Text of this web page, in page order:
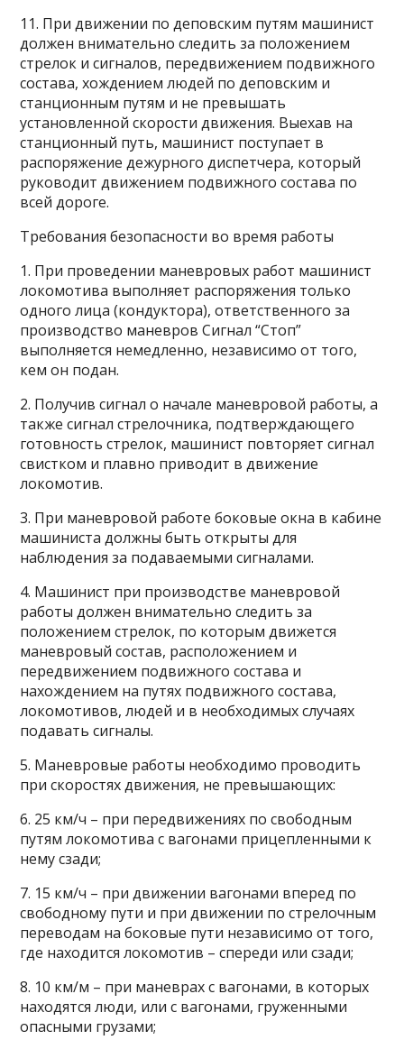
11. При движении по деповским путям машинист
должен внимательно следить за положением
стрелок и сигналов, передвижением подвижного
состава, хождением людей по деповским и
станционным путям и не превышать
установленной скорости движения. Выехав на
станционный путь, машинист поступает в
распоряжение дежурного диспетчера, который
руководит движением подвижного состава по
всей дороге.
Требования безопасности во время работы
1. При проведении маневровых работ машинист
локомотива выполняет распоряжения только
одного лица (кондуктора), ответственного за
производство маневров Сигнал “Стоп”
выполняется немедленно, независимо от того,
кем он подан.
2. Получив сигнал о начале маневровой работы, а
также сигнал стрелочника, подтверждающего
готовность стрелок, машинист повторяет сигнал
свистком и плавно приводит в движение
локомотив.
3. При маневровой работе боковые окна в кабине
машиниста должны быть открыты для
наблюдения за подаваемыми сигналами.
4. Машинист при производстве маневровой
работы должен внимательно следить за
положением стрелок, по которым движется
маневровый состав, расположением и
передвижением подвижного состава и
нахождением на путях подвижного состава,
локомотивов, людей и в необходимых случаях
подавать сигналы.
5. Маневровые работы необходимо проводить
при скоростях движения, не превышающих:
6. 25 км/ч – при передвижениях по свободным
путям локомотива с вагонами прицепленными к
нему сзади;
7. 15 км/ч – при движении вагонами вперед по
свободному пути и при движении по стрелочным
переводам на боковые пути независимо от того,
где находится локомотив – спереди или сзади;
8. 10 км/м – при маневрах с вагонами, в которых
находятся люди, или с вагонами, груженными
опасными грузами;